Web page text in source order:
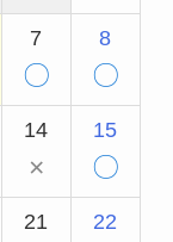
7
〇
8
〇
14
×
15
〇
21 22